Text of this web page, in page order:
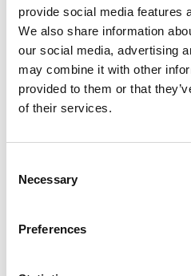
provide social media features
We also share information
our social media, advertising
may combine it with other
provided to them or that
of their services.
Selection
Necessary
Preferences